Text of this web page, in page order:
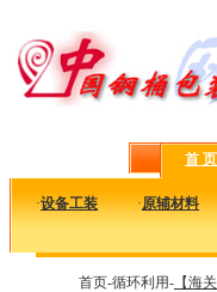
首 页
·设备工装 ·原辅材料
首页-循环利用- 【海